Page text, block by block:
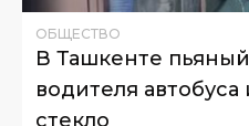
ОБЩЕСТВО
В Ташкенте
водителя
стекло